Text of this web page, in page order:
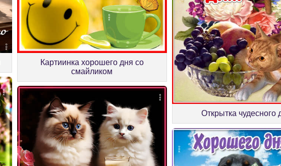
Картиинка хорошего дня со
смайликом
Открытка чудесного